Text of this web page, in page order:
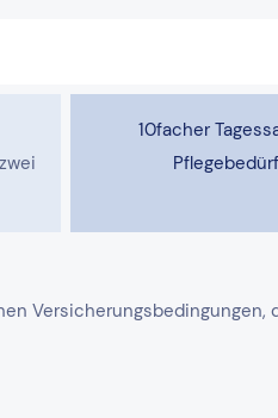
10facher
Versicherungsbedingungen,